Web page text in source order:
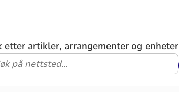
etter artikler, arrangementer og enheter